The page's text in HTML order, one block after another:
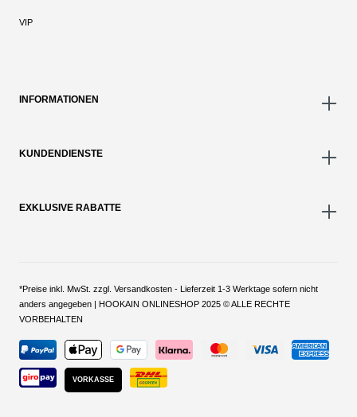
VIP
INFORMATIONEN
KUNDENDIENSTE
EXKLUSIVE RABATTE
*Preise inkl. MwSt. zzgl. Versandkosten - Lieferzeit 1-3 Werktage sofern nicht
anders angegeben | HOOKAIN ONLINESHOP 2025 © ALLE RECHTE
VORBEHALTEN
VORKASSE